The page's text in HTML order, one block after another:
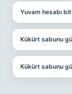
Yuvam hesabı
Kükürt sabunu
Kükürt sabunu